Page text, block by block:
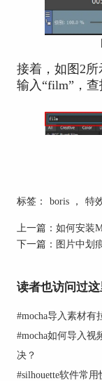
接着，如图2所
输入“film”，查
的
道的图片素材
标签： boris ， 特
上一篇： 如何安装
下一篇： 图片中划
读者也访问过这
#mocha导入素材有
#mocha如何导入视
决？
#silhouette软件常